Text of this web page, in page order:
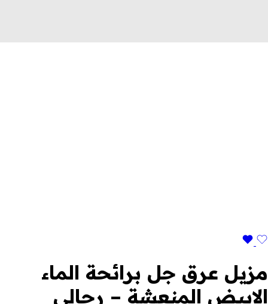
مزيل عرق جل برائحة الماء
الابيض المنعشة – رجالي